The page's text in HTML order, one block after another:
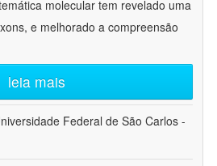
molecular tem revelado uma
e melhorado a compreensão
leia mais
Federal de São Carlos -